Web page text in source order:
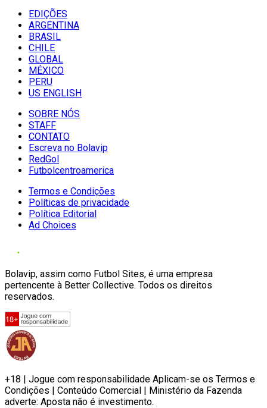
EDIÇÕES
ARGENTINA
BRASIL
CHILE
GLOBAL
MÉXICO
PERU
US ENGLISH
SOBRE NÓS
STAFF
CONTATO
Escreva no Bolavip
RedGol
Futbolcentroamerica
Termos e Condições
Políticas de privacidade
Política Editorial
Ad Choices
Bolavip, assim como Futbol Sites, é uma empresa
pertencente à Better Collective. Todos os direitos
reservados.
+18 | Jogue com responsabilidade Aplicam-se os Termos e
Condições | Conteúdo Comercial | Ministério da Fazenda
adverte: Aposta não é investimento.